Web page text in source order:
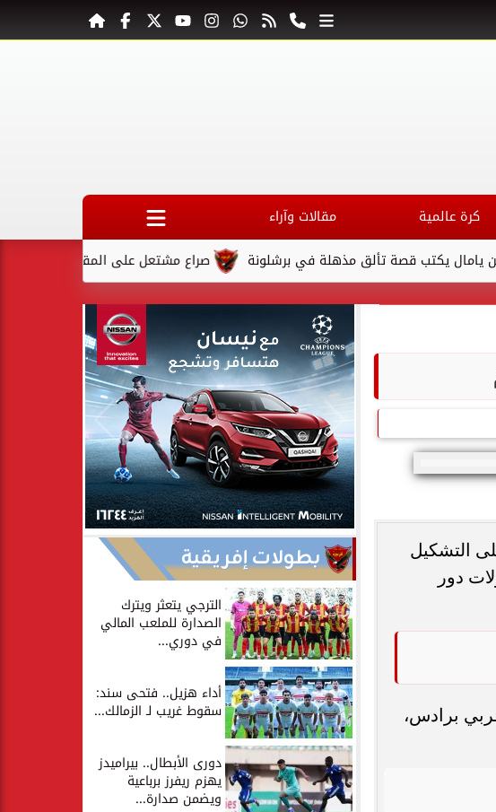
كرة عالمية
مقالات وآراء
صراع مشتعل على المقعد الأخير في كأس
يكتب قصة تألق مذهلة في برشلونة
التشكيل
دور
برادس،
بطولات إفريقية
الترجي يتعثر ويترك
الصدارة للملعب المالي
في دوري...
أداء هزيل.. فتحى سند:
سقوط غريب لـ الزمالك...
دورى الأبطال.. بيراميدز
يهزم ريفرز برباعية
ويضمن صدارة...